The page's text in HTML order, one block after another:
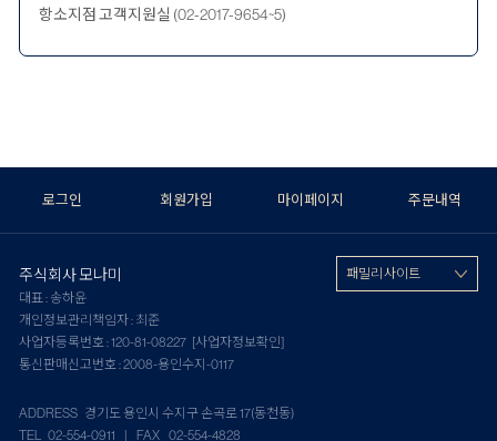
항소지점 고객지원실 (02-2017-9654~5)
로그인 회원가입 마이페이지 주문내역
주식회사 모나미
대표 : 송하윤
개인정보관리책임자 : 최준
사업자등록번호 : 120-81-08227 [사업자정보확인]
통신판매신고번호 : 2008-용인수지-0117
ADDRESS 경기도 용인시 수지구 손곡로 17(동천동)
TEL 02-554-0911 | FAX 02-554-4828
패밀리 사이트